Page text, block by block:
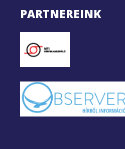
PARTNEREINK